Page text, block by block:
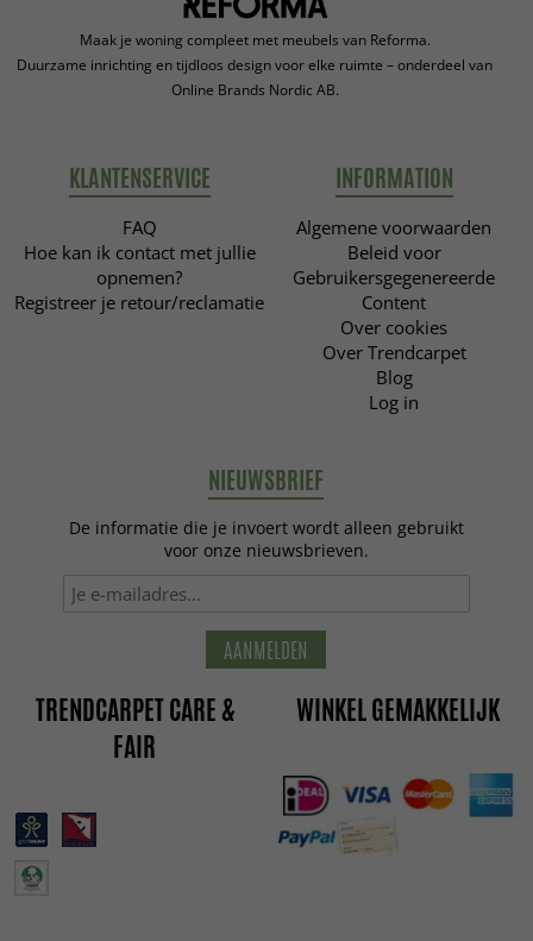
Maak je woning compleet met meubels van Reforma.
Duurzame inrichting en tijdloos design voor elke ruimte – onderdeel van
Online Brands Nordic AB.
KLANTENSERVICE
FAQ
Hoe kan ik contact met jullie
opnemen?
Registreer je retour/reclamatie
INFORMATION
Algemene voorwaarden
Beleid voor
Gebruikersgegenereerde
Content
Over cookies
Over Trendcarpet
Blog
Log in
NIEUWSBRIEF
De informatie die je invoert wordt alleen gebruikt
voor onze nieuwsbrieven.
AANMELDEN
TRENDCARPET CARE &
FAIR
WINKEL GEMAKKELIJK